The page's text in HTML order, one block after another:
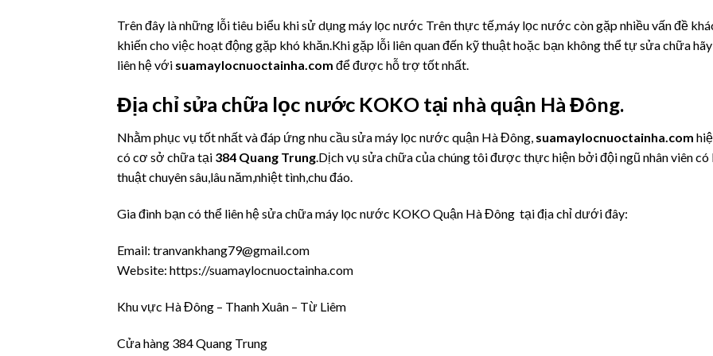
Trên đây là những lỗi tiêu biểu khi sử dụng máy lọc nước Trên thực tế,máy lọc nước còn gặp nhiều vấn đề
khiến cho việc hoạt động gặp khó khăn.Khi gặp lỗi liên quan đến kỹ thuật hoặc bạn không thể tự sửa chữa hãy
liên hệ với suamaylocnuoctainha.com để được hỗ trợ tốt nhất.
Địa chỉ sửa chữa lọc nước KOKO tại nhà quận Hà Đông.
Nhằm phục vụ tốt nhất và đáp ứng nhu cầu sửa máy lọc nước quận Hà Đông, suamaylocnuoctainha.com
có cơ sở chữa tại 384 Quang Trung.Dịch vụ sửa chữa của chúng tôi được thực hiện bởi đội ngũ nhân viên có
thuật chuyên sâu,lâu năm,nhiệt tình,chu đáo.
Gia đình bạn có thể liên hệ sửa chữa máy lọc nước KOKO Quận Hà Đông tại địa chỉ dưới đây:
Email: tranvankhang79@gmail.com
Website: https://suamaylocnuoctainha.com
Khu vực Hà Đông – Thanh Xuân – Từ Liêm
Cửa hàng 384 Quang Trung